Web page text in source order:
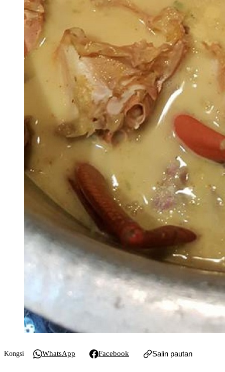
Kongsi WhatsApp Facebook Salin pautan